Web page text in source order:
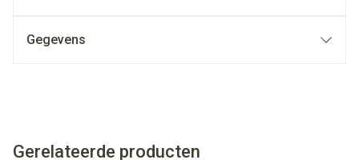
Gegevens
Gerelateerde producten